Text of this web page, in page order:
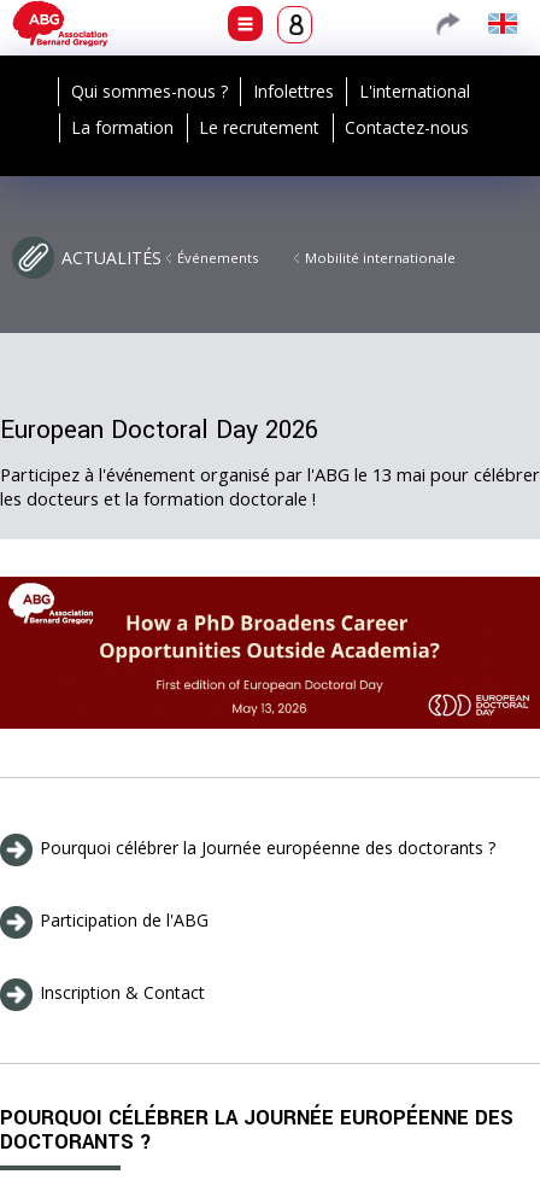
Qui sommes-nous ? Infolettres
L'international
La formation
Le recrutement Contactez-nous
ACTUALITÉS Événements Mobilité internationale
European Doctoral Day 2026
Participez à l'événement organisé par l'ABG le 13 mai pour célébrer
les docteurs et la formation doctorale !
Pourquoi célébrer la Journée européenne des doctorants ?
Participation de l'ABG
Inscription & Contact
POURQUOI CÉLÉBRER LA JOURNÉE EUROPÉENNE DES
DOCTORANTS ?